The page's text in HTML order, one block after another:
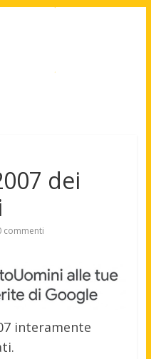
dei
commenti
interamente